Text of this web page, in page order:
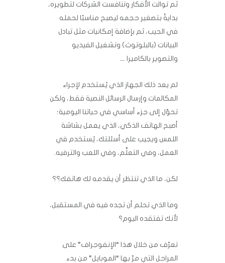
ثم توالت الأفكار وتنافست الشركات لتطويره،
بدايةً بتصغير حجمه ليصبح مناسبًا لحمله
في ‏الجيب، ثم بإضافة إمكانيات مثل تبادل
البيانات (بالبلوتوث) وتشغيل الفيديو
والتصوير بالكاميرا …‏
لم يعد ذلك الجهاز الذي يُستخدم لإجراء
المكالمات وإرسال الرسائل النصية فقط، ولكن
تحوّل ‏إلى جزء أساسي في حياتنا اليومية؛
أصبح الهاتف الذكي، الذي يعمل بشاشة
اللمس ويجيب على أسئلتك، يُستخدم في
العمل، وفي التعلُّم، وفي اللعب والترفيه.‏
لكن، ما الذي تنتظر أن يقدمه لك هاتفك؟؟
وما الذي تحلم أن تجده فيه في المستقبل،
لأنك تفتقده اليوم؟
تعرّف من خلال هذا “الإنفوجراف” على
المراحل التي مرّ بها “الموبايل” من بدء